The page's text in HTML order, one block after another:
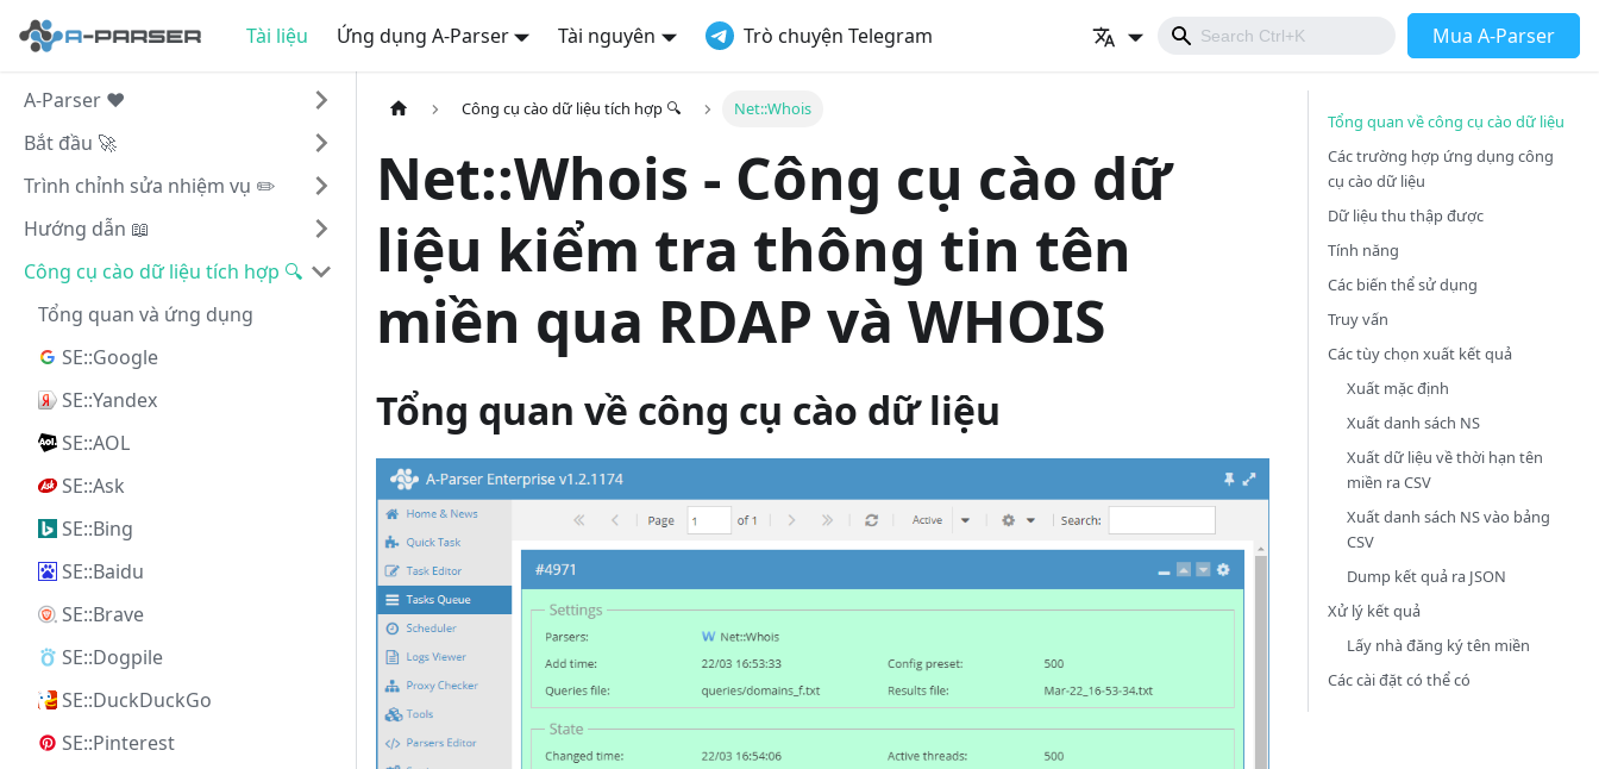
Tài liệu Ứng dụng A-Parser Tài nguyên Trò chuyện Telegram Mua A-Parser
A-Parser ❤️
Bắt đầu 🚀
Trình chỉnh sửa nhiệm vụ ✏️
Hướng dẫn 📖
Công cụ cào dữ liệu tích hợp 🔍
Tổng quan và ứng dụng
SE::Google
SE::Yandex
SE::AOL
SE::Ask
SE::Bing
SE::Baidu
SE::Brave
SE::Dogpile
SE::DuckDuckGo
SE::Pinterest
Công cụ cào dữ liệu tích hợp 🔍 Net::Whois
Net::Whois - Công cụ cào dữ
liệu kiểm tra thông tin tên
miền qua RDAP và WHOIS
Tổng quan về công cụ cào dữ liệu
Tổng quan về công cụ cào dữ liệu
Các trường hợp ứng dụng công
cụ cào dữ liệu
Dữ liệu thu thập được
Tính năng
Các biến thể sử dụng
Truy vấn
Các tùy chọn xuất kết quả
Xuất mặc định
Xuất danh sách NS
Xuất dữ liệu về thời hạn tên
miền ra CSV
Xuất danh sách NS vào bảng
CSV
Dump kết quả ra JSON
Xử lý kết quả
Lấy nhà đăng ký tên miền
Các cài đặt có thể có